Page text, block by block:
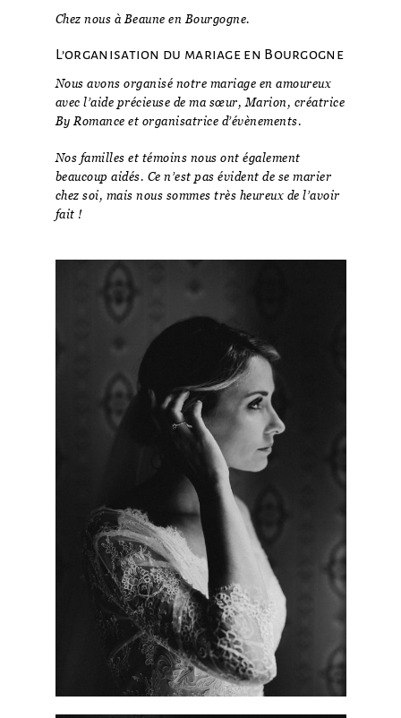
Chez nous à Beaune en Bourgogne.
L’organisation du mariage en Bourgogne
Nous avons organisé notre mariage en amoureux
avec l’aide précieuse de ma sœur, Marion, créatrice
By Romance et organisatrice d’évènements.
Nos familles et témoins nous ont également
beaucoup aidés. Ce n’est pas évident de se marier
chez soi, mais nous sommes très heureux de l’avoir
fait !